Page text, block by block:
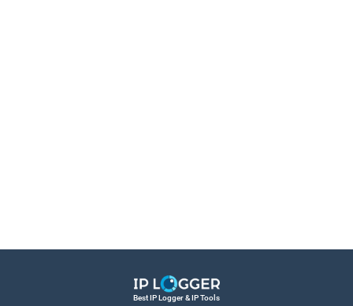
Best IP Logger & IP Tools